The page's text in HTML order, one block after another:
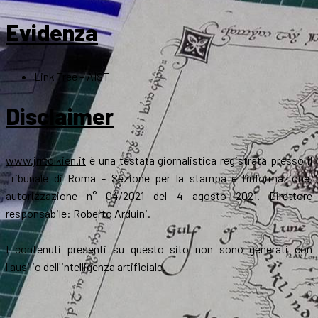
Evidenza
Link Tree – AIST
Disclaimer
www.jrrtolkien.it è una testata giornalistica registrata presso il
Tribunale di Roma - Sezione per la stampa e l’informazione,
autorizzazione n° 04/2021 del 4 agosto 2021. Direttore
responsabile: Roberto Arduini.
I contenuti presenti su questo sito non sono generati con
l'ausilio dell'intelligenza artificiale.